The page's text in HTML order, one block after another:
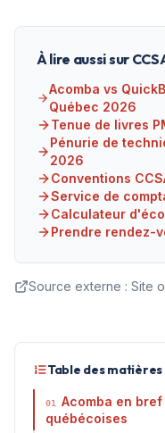
À lire aussi sur
Acomba vs
Québec 2026
Tenue de livres
Pénurie de
2026
Conventions
Service de
Calculateur
Prendre rendez-
Source externe : Site
Table des matières
01
Acomba en
québécoises